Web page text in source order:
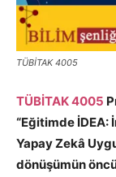
TÜBİTAK 4005
TÜBİTAK 4005
“Eğitimde İDEA:
Yapay Zekâ
dönüşümün